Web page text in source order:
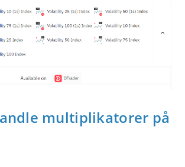
multiplikatorer på